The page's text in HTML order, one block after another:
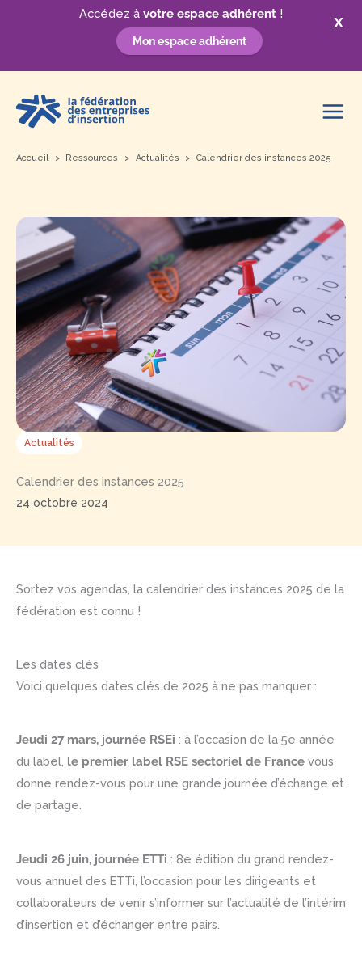
X
Accédez à votre espace adhérent !
Mon espace adhérent
contenu
Accueil Ressources Actualités Calendrier des instances 2025
Actualités
Calendrier des instances 2025
24 octobre 2024
Sortez vos agendas, la calendrier des instances 2025 de la
fédération est connu !
Les dates clés
Voici quelques dates clés de 2025 à ne pas manquer :
Jeudi 27 mars, journée RSEi : à l’occasion de la 5e année
du label, le premier label RSE sectoriel de France vous
donne rendez-vous pour une grande journée d’échange et
de partage.
Jeudi 26 juin, journée ETTi : 8e édition du grand rendez-
vous annuel des ETTi, l’occasion pour les dirigeants et
collaborateurs de venir s’informer sur l’actualité de l’intérim
d’insertion et d’échanger entre pairs.